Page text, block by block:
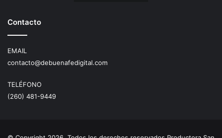
Contacto
EMAIL
contacto@debuenafedigital.com
TELÉFONO
(260) 481-9449